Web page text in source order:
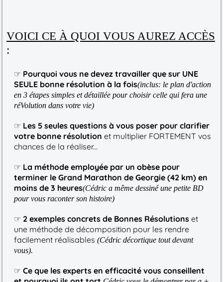
VOICI CE À QUOI VOUS AUREZ ACCÈS
:
☞ Pourquoi vous ne devez travailler que sur UNE
SEULE bonne résolution à la fois(inclus: le plan d'action
en 3 étapes simples et détaillée pour choisir celle qui fera une
réVolution dans votre vie)
☞ Les 5 seules questions à vous poser pour clarifier
votre bonne résolution et multiplier FORTEMENT vos
chances de la réaliser...
☞ La méthode employée par un obèse pour
terminer le Grand Marathon de Georgie (42 km) en
moins de 3 heures(Cédric a même dessiné une petite BD
pour vous raconter son histoire)
☞ 2 exemples concrets de Bonnes Résolutions et
une méthode de décomposition pour les rendre
facilement réalisables (Cédric décortique tout devant
vous).
☞ Ce que les experts en efficacité vous conseillent